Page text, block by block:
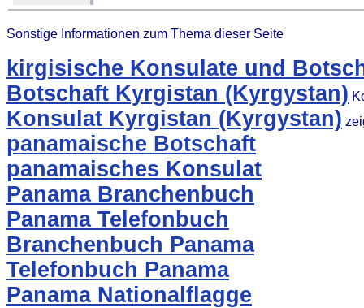
Sonstige Informationen zum Thema dieser Seite
kirgisische Konsulate und
Botschaft Kyrgistan (Kyrgystan)
Konsulat Kyrgistan (Kyrgystan)
panamaische Botschaft
panamaisches Konsulat
Panama Branchenbuch
Panama Telefonbuch
Branchenbuch Panama
Telefonbuch Panama
Panama Nationalflagge